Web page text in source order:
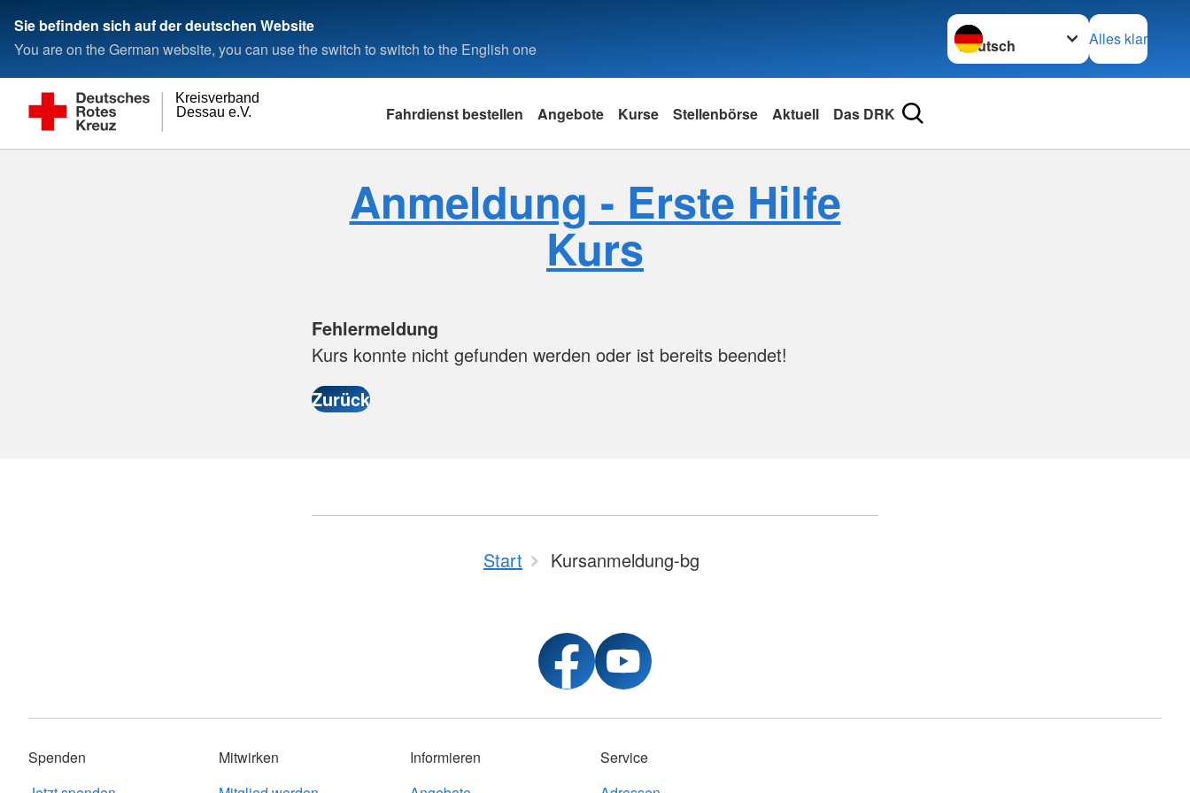
Sie befinden sich auf der deutschen Website
You are on the German website, you can use the switch to switch to the English one
Sprache wechseln zu
Alles klar
Dessau e.V.
Kreisverband
Fahrdienst bestellen Angebote Kurse Stellenbörse Aktuell Das DRK
Anmeldung - Erste Hilfe
Kurs
Fehlermeldung
Kurs konnte nicht gefunden werden oder ist bereits beendet!
Start Kursanmeldung-bg
Spenden
Mitwirken
Informieren
Service